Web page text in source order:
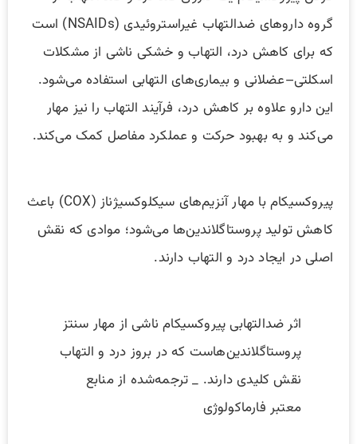
گروه داروهای ضدالتهاب غیراستروئیدی (NSAIDs) است
که برای کاهش درد، التهاب و خشکی ناشی از مشکلات
اسکلتی–عضلانی و بیماری‌های التهابی استفاده می‌شود.
این دارو علاوه بر کاهش درد، فرآیند التهاب را نیز مهار
می‌کند و به بهبود حرکت و عملکرد مفاصل کمک می‌کند.
پیروکسیکام با مهار آنزیم‌های سیکلوکسیژناز (COX) باعث
کاهش تولید پروستاگلاندین‌ها می‌شود؛ موادی که نقش
اصلی در ایجاد درد و التهاب دارند.
اثر ضدالتهابی پیروکسیکام ناشی از مهار سنتز
پروستاگلاندین‌هاست که در بروز درد و التهاب
نقش کلیدی دارند. _ ترجمه‌شده از منابع
معتبر فارماکولوژی